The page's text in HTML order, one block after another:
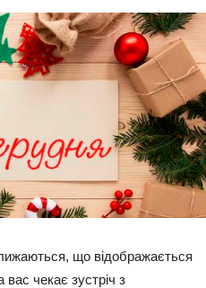
що відображається
вас чекає зустріч з